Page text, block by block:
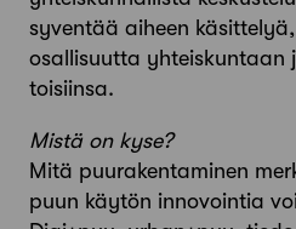
syventää aiheen
osallisuutta yhteiskuntaan
toisiinsa.
Mistä on kyse?
Mitä puurakentaminen
puun käytön innovointia